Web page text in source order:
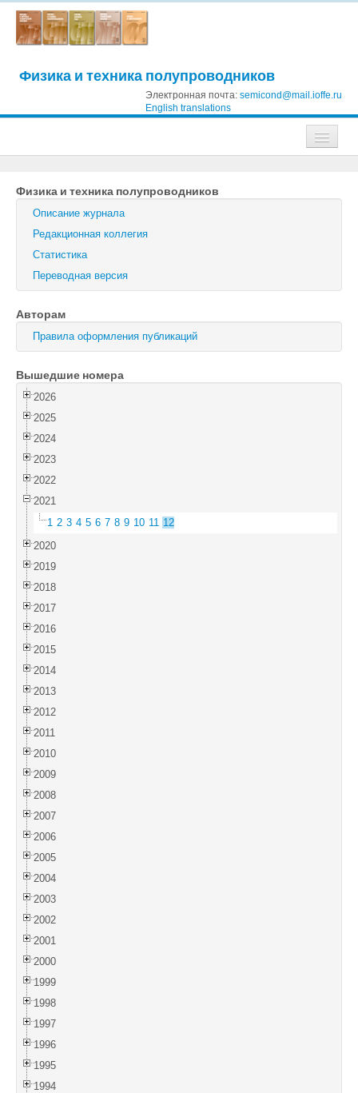
Физика и техника полупроводников
Электронная почта: semicond@mail.ioffe.ru
English translations
Журнал технической физики
Письма в Журнал технической физики
Физика твердого тела
Физика и техника полупроводников
Оптика и спектроскопия
Поиск
Войти
Физика и техника полупроводников
Описание журнала
Редакционная коллегия
Статистика
Переводная версия
Авторам
Правила оформления публикаций
Вышедшие номера
2026
2025
2024
2023
2022
2021
1 2 3 4 5 6 7 8 9 10 11 12
2020
2019
2018
2017
2016
2015
2014
2013
2012
2011
2010
2009
2008
2007
2006
2005
2004
2003
2002
2001
2000
1999
1998
1997
1996
1995
1994